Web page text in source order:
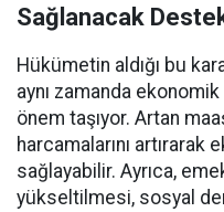
Sağlanacak
Hükümetin aldığı bu
aynı zamanda
önem taşıyor. Artan
harcamalarını artırarak
sağlayabilir. Ayrıca,
yükseltilmesi, sosyal